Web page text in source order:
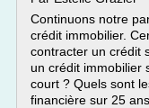
Continuons notre
crédit immobilier.
contracter un crédit
un crédit immobilier
court ? Quels sont
financière sur 25